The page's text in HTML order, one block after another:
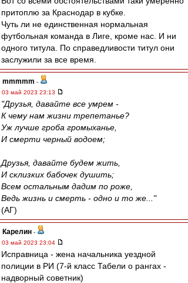
притоплю за Краснодар в кубке.
Чуть ли не единственная нормальная
футбольная команда в Лиге, кроме нас. И ни
одного титула. По справедливости титул они
заслужили за все время.
mmmmm -
03 май 2023 23:13
"Друзья, давайте все умрем -
К чему нам жизни трепетанье?
Уж лучше гроба громыханье,
И смерти черный водоем;
Друзья, давайте будем жить,
И склизких бабочек душить;
Всем остальным дадим по роже,
Ведь жизнь и смерть - одно и то же..."
(АГ)
Карелин -
03 май 2023 23:04
Исправница - жена начальника уездной
полиции в РИ (7-й класс Табели о рангах -
надворный советник)